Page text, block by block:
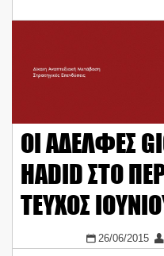
ΟΙ ΑΔΕΛΦΕΣ
HADID ΣΤΟ
ΤΕΥΧΟΣ
26/06/2015